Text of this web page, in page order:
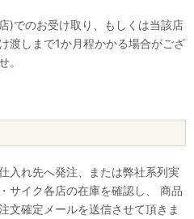
)でのお受け取り、もしくは当該店
渡しまで1か月程かかる場合がござ
。
入れ先へ発注、または弊社系列実
サイク各店の在庫を確認し、 商品
文確定メールを送信させて頂きま